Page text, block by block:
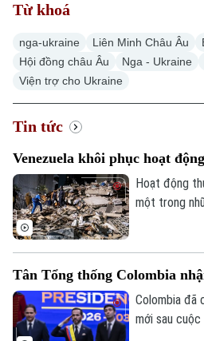
Từ khoá
nga-ukraine Liên Minh Châu Âu
Hội đồng châu Âu
Nga - Ukraine
Viện trợ cho Ukraine
Tin tức
Venezuela khôi phục hoạt
Hoạt động
một trong
Đào Nha đã
tại cảng này
Tân Tổng thống Colombia
Colombia đã
mới sau